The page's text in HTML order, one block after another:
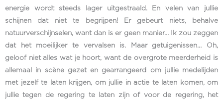
energie wordt steeds lager uitgestraald. En velen van jullie
schijnen dat niet te begrijpen! Er gebeurt niets, behalve
natuurverschijnselen, want dan is er geen manier… Ik zou zeggen
dat het moeilijker te vervalsen is. Maar getuigenissen… Oh,
geloof niet alles wat je hoort, want de overgrote meerderheid is
allemaal in scène gezet en gearrangeerd om jullie medelijden
met jezelf te laten krijgen, om jullie in actie te laten komen, om
jullie tegen de regering te laten zijn of voor de regering, het